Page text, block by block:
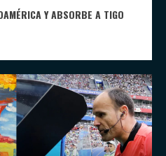
Y ABSORBE A TIGO